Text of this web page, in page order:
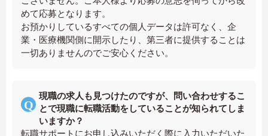
めて応募となります。
お預かりしているすべての個人データは許可なく、企
業・医療機関側に開示したり、第三者に提供することは
一切ありませんのでご安心ください。
現職の求人も見つけたのですが、問い合わせするこ
とで現職に転職活動をしていることが知られてしま
いますか？
転職サポートにお申し込みいただく際に入力いただいた